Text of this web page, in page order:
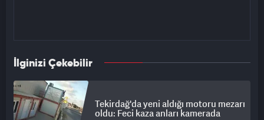
İlginizi Çekebilir
Tekirdağ'da yeni aldığı motoru mezarı
oldu: Feci kaza anları kamerada